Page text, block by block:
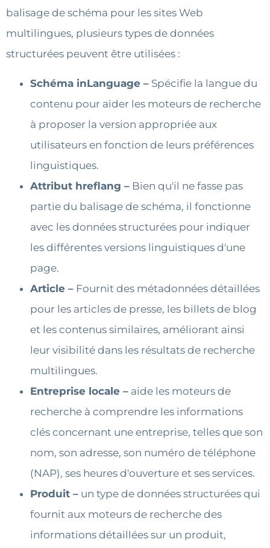
balisage de schéma pour les sites Web
multilingues, plusieurs types de données
structurées peuvent être utilisées :
Schéma inLanguage – Spécifie la langue du
contenu pour aider les moteurs de recherche
à proposer la version appropriée aux
utilisateurs en fonction de leurs préférences
linguistiques.
Attribut hreflang – Bien qu'il ne fasse pas
partie du balisage de schéma, il fonctionne
avec les données structurées pour indiquer
les différentes versions linguistiques d'une
page.
Article – Fournit des métadonnées détaillées
pour les articles de presse, les billets de blog
et les contenus similaires, améliorant ainsi
leur visibilité dans les résultats de recherche
multilingues.
Entreprise locale – aide les moteurs de
recherche à comprendre les informations
clés concernant une entreprise, telles que son
nom, son adresse, son numéro de téléphone
(NAP), ses heures d'ouverture et ses services.
Produit – un type de données structurées qui
fournit aux moteurs de recherche des
informations détaillées sur un produit,